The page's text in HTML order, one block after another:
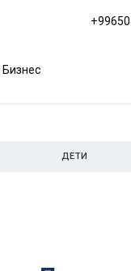
Бизнес
ДЕТИ